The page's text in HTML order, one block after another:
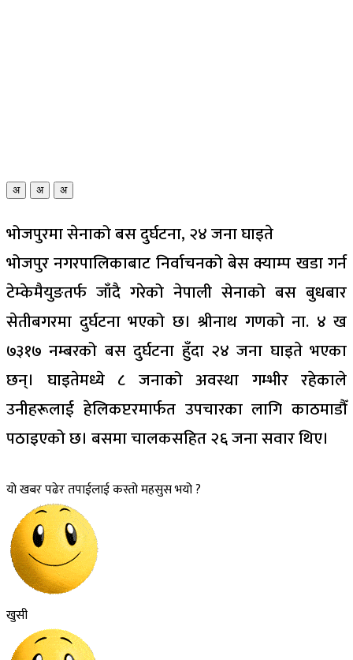
अ अ अ
भोजपुरमा सेनाको बस दुर्घटना, २४ जना घाइते
​भोजपुर नगरपालिकाबाट निर्वाचनको बेस क्याम्प खडा गर्न
टेम्केमैयुङतर्फ जाँदै गरेको नेपाली सेनाको बस बुधबार
सेतीबगरमा दुर्घटना भएको छ। श्रीनाथ गणको ना. ४ ख
७३१७ नम्बरको बस दुर्घटना हुँदा २४ जना घाइते भएका
छन्। घाइतेमध्ये ८ जनाको अवस्था गम्भीर रहेकाले
उनीहरूलाई हेलिकप्टरमार्फत उपचारका लागि काठमाडौँ
पठाइएको छ। बसमा चालकसहित २६ जना सवार थिए।
यो खबर पढेर तपाईलाई कस्तो महसुस भयो ?
खुसी